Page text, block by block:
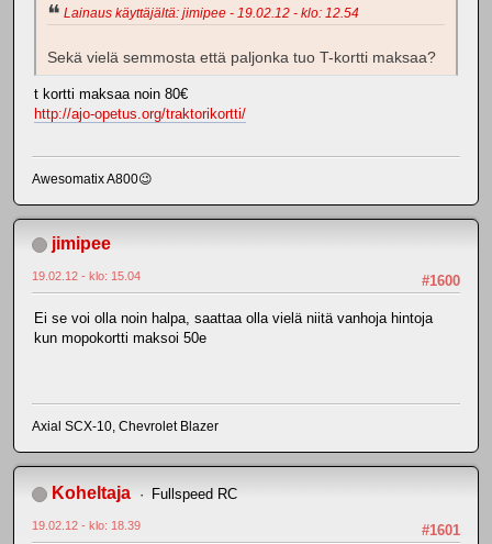
Lainaus käyttäjältä: jimipee - 19.02.12 - klo: 12.54
Sekä vielä semmosta että paljonka tuo T-kortti maksaa?
t kortti maksaa noin 80€
http://ajo-opetus.org/traktorikortti/
Awesomatix A800😉
jimipee
#1600
19.02.12 - klo: 15.04
Ei se voi olla noin halpa, saattaa olla vielä niitä vanhoja hintoja
kun mopokortti maksoi 50e
Axial SCX-10, Chevrolet Blazer
Koheltaja Fullspeed RC
#1601
19.02.12 - klo: 18.39